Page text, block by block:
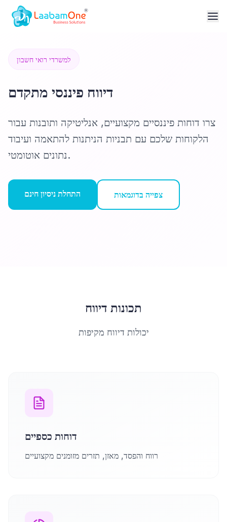
למשרדי רואי חשבון
דיווח פיננסי מתקדם
צרו דוחות פיננסיים מקצועיים, אנליטיקה ותובנות עבור
הלקוחות שלכם עם תבניות הניתנות להתאמה ועיבוד
נתונים אוטומטי.
התחלת ניסיון חינם צפייה בדוגמאות
תכונות דיווח
יכולות דיווח מקיפות
דוחות כספיים
רווח והפסד, מאזן, תזרים מזומנים מקצועיים